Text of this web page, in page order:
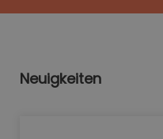
Neuigkeiten